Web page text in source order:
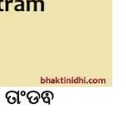
ତାଂଡଵ